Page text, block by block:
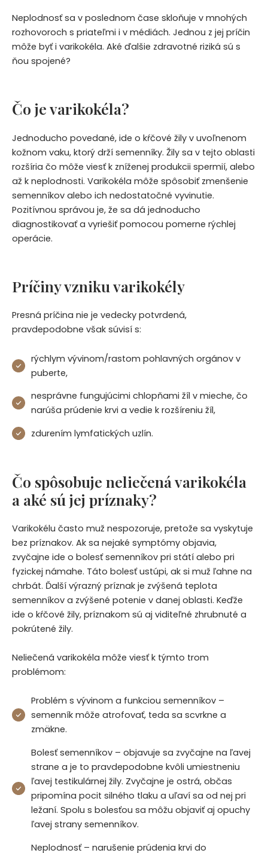
Neplodnosť sa v poslednom čase skloňuje v mnohých
rozhovoroch s priateľmi i v médiách. Jednou z jej príčin
môže byť i varikokéla. Aké ďalšie zdravotné riziká sú s
ňou spojené?
Čo je varikokéla?
Jednoducho povedané, ide o kŕčové žily v uvoľnenom
kožnom vaku, ktorý drží semenníky. Žily sa v tejto oblasti
rozšíria čo môže viesť k zníženej produkcii spermií, alebo
až k neplodnosti. Varikokéla môže spôsobiť zmenšenie
semenníkov alebo ich nedostatočné vyvinutie.
Pozitívnou správou je, že sa dá jednoducho
diagnostikovať a vyriešiť pomocou pomerne rýchlej
operácie.
Príčiny vzniku varikokély
Presná príčina nie je vedecky potvrdená,
pravdepodobne však súvisí s:
rýchlym vývinom/rastom pohlavných orgánov v
puberte,
nesprávne fungujúcimi chlopňami žíl v mieche, čo
narúša prúdenie krvi a vedie k rozšíreniu žíl,
zdurením lymfatických uzlín.
Čo spôsobuje neliečená varikokéla
a aké sú jej príznaky?
Varikokélu často muž nespozoruje, pretože sa vyskytuje
bez príznakov. Ak sa nejaké symptómy objavia,
zvyčajne ide o bolesť semenníkov pri státí alebo pri
fyzickej námahe. Táto bolesť ustúpi, ak si muž ľahne na
chrbát. Ďalší výrazný príznak je zvýšená teplota
semenníkov a zvýšené potenie v danej oblasti. Keďže
ide o kŕčové žily, príznakom sú aj viditeľné zhrubnuté a
pokrútené žily.
Neliečená varikokéla môže viesť k týmto trom
problémom:
Problém s vývinom a funkciou semenníkov –
semenník môže atrofovať, teda sa scvrkne a
zmäkne.
Bolesť semenníkov – objavuje sa zvyčajne na ľavej
strane a je to pravdepodobne kvôli umiestneniu
ľavej testikulárnej žily. Zvyčajne je ostrá, občas
pripomína pocit silného tlaku a uľaví sa od nej pri
ležaní. Spolu s bolesťou sa môžu objaviť aj opuchy
ľavej strany semenníkov.
Neplodnosť – narušenie prúdenia krvi do